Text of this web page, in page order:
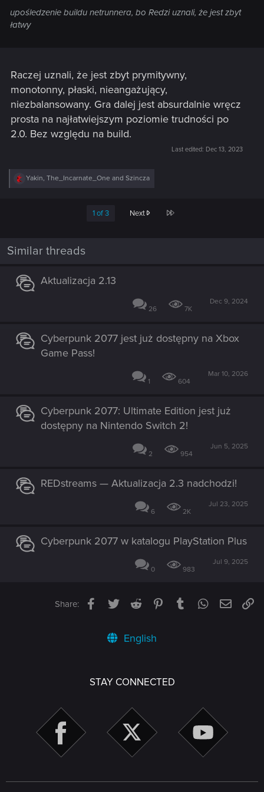
eksploracji wrogrami z "czaszkami", jak to miało miejsce w
Wiedźminie przez długi czas, a z czego się ostatecznie REDzi
upośledzenie buildu netrunnera, bo Redzi uznali, że jest zbyt
łatwy
Raczej uznali, że jest zbyt prymitywny,
monotonny, płaski, nieangażujący,
niezbalansowany. Gra dalej jest absurdalnie wręcz
prosta na najłatwiejszym poziomie trudności po
2.0. Bez względu na build.
Last edited: Dec 13, 2023
R
s
Yakin, The_Incarnate_One and Szincza
1 of 3 Next Last
Similar threads
Aktualizacja 2.13
26 7K
Dec 9, 2024
Cyberpunk 2077 jest już dostępny na Xbox
Game Pass!
1 604
Mar 10, 2026
Cyberpunk 2077: Ultimate Edition jest już
dostępny na Nintendo Switch 2!
2 954
Jun 5, 2025
REDstreams — Aktualizacja 2.3 nadchodzi!
6 2K
Jul 23, 2025
Cyberpunk 2077 w katalogu PlayStation Plus
0 983
Jul 9, 2025
Share: Facebook
TwitterReddit PinterestTumblrWhatsApp
Email
English
STAY CONNECTED